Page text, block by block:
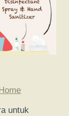
untuk